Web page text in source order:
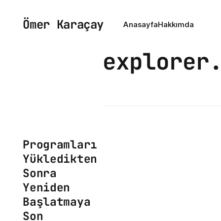
Ömer Karaçay AnasayfaHakkımda
Programları
Yükledikten
Sonra
Yeniden
Başlatmaya
Son